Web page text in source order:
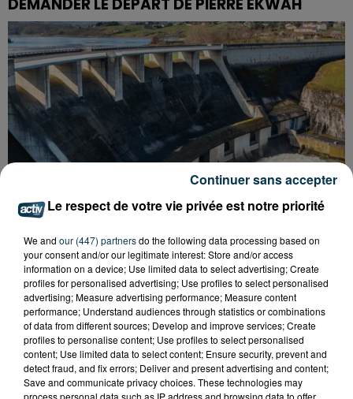
DEMANDER LE DÉPART DE PIERRE EKWAH
CYANOBACTÉRIES : LE PRÉFÊT PREND UN
ARRÊTÉ POUR LES ACTIVITÉS DE...
Le respect de votre vie privée est notre priorité
We and our (447) partnersdo the following data processing based on
your consent and/or our legitimate interest: Store and/or access
information on a device; Use limited data to select advertising; Create
profiles for personalised advertising; Use profiles to select personalised
advertising; Measure advertising performance; Measure content
performance; Understand audiences through statistics or combinations
of data from different sources; Develop and improve services; Create
profiles to personalise content; Use profiles to select personalised
content; Use limited data to select content; Ensure security, prevent and
detect fraud, and fix errors; Deliver and present advertising and content;
Save and communicate privacy choices. These technologies may
process personal data such as IP address and browsing data to offer
Continuer sans accepter